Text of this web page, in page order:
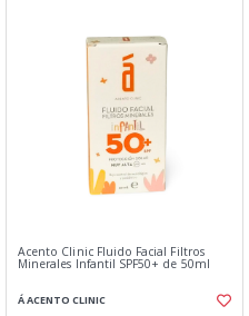
Acento Clinic Fluido Facial Filtros
Minerales Infantil SPF50+ de 50ml
Á ACENTO CLINIC